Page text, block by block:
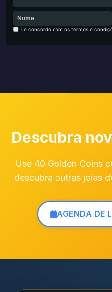
Li e concordo com os termos e
Descubra
Use 40 Golden Coins
descubra outras joias
AGENDA DE